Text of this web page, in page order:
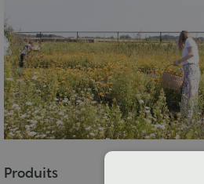
Produits